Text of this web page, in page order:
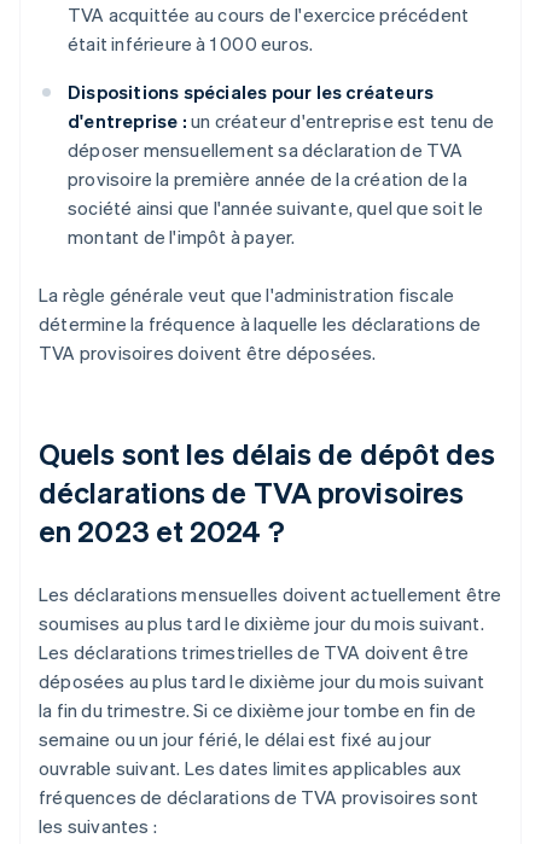
TVA acquittée au cours de l'exercice précédent
était inférieure à 1 000 euros.
Dispositions spéciales pour les créateurs
d'entreprise : un créateur d'entreprise est tenu de
déposer mensuellement sa déclaration de TVA
provisoire la première année de la création de la
société ainsi que l'année suivante, quel que soit le
montant de l'impôt à payer.
La règle générale veut que l'administration fiscale
détermine la fréquence à laquelle les déclarations de
TVA provisoires doivent être déposées.
Quels sont les délais de dépôt des
déclarations de TVA provisoires
en 2023 et 2024 ?
Les déclarations mensuelles doivent actuellement être
soumises au plus tard le dixième jour du mois suivant.
Les déclarations trimestrielles de TVA doivent être
déposées au plus tard le dixième jour du mois suivant
la fin du trimestre. Si ce dixième jour tombe en fin de
semaine ou un jour férié, le délai est fixé au jour
ouvrable suivant. Les dates limites applicables aux
fréquences de déclarations de TVA provisoires sont
les suivantes :